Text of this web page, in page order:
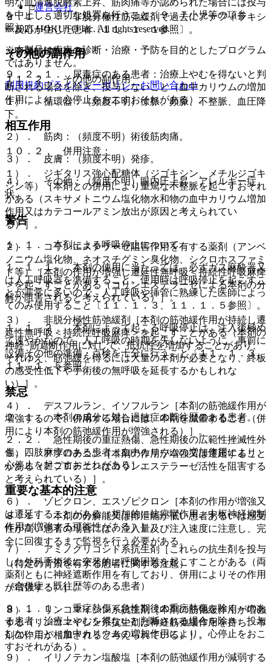
９．１．５． 非脱分極性筋弛緩剤で過去にアナフィラキシ
ー反応が生じた患者〔１１．１．１参照〕。
（腎機能障害患者）
９．２．１． 尿毒症のある患者：治療上やむを得ないと判
断される場合を除き、投与しないこと（血中カリウムの増加
作用により、心停止をおこすおそれがある）。
相互作用
１０．２． 併用注意：
１）． ジギタリス強心配糖体（ジゴキシン、メチルジゴキ
シン等）［本剤との併用により重篤な不整脈を起こすおそれ
がある（スキサメトニウム塩化物水和物の血中カリウム増加
作用又はカテコールアミン放出が原因と考えられてい
る）］。
２）． コリンエステラーゼ阻害作用を有する薬剤（アンベ
ノニウム塩化物、ネオスチグミン臭化物、シクロホスファミ
ド等）［本剤の作用が増強し遷延性無呼吸＜持続性呼吸麻痺
＞を起こすことがある（コリンエステラーゼによる本剤の分
解が阻害されると考えられている）］。
３）． 非脱分極性筋弛緩剤［本剤の筋弛緩作用が持続し遷
延性無呼吸＜持続性呼吸麻痺＞を起こすことがある（本剤の
神経−筋遮断作用に対して、抵抗性を増加することがあり、
それゆえ、筋弛緩を得るには大量の本剤が必要となり、終板
の感受性低下や手術後の無呼吸を延長するかもしれな
い）］。
４）． デスフルラン、イソフルラン［本剤の筋弛緩作用が
増強するので、併用する場合には、本剤を減量すること（併
用により本剤の筋弛緩作用が増強される）］。
５）． アプロチニン［本剤の作用が増強又は遷延すること
がある（アプロチニンはコリンエステラーゼ活性を阻害する
と考えられている）］。
６）． ゾピクロン、エスゾピクロン［本剤の作用が増強又
は遷延することがある（相加的に抗痙攣作用、中枢神経抑制
作用が増強する可能性がある）］。
７）． アミノグリコシド系抗生剤［これらの抗生剤を投与
した外科手術後に突発的に呼吸困難を起こすことがある（両
薬剤ともに神経遮断作用を有しており、併用によりその作用
が増強する）］。
８）． リンコマイシン系抗生剤［本剤の筋弛緩作用が増強
する（リンコマイシン系抗生剤は神経筋弛緩作用を持ち、本
剤の作用が相加されると考えられている）］。
９）． イリノテカン塩酸塩［本剤の筋弛緩作用が減弱する
明な血清逸脱酵素上昇、筋肉痛等が認められた場合には投与
を中止し、適切な処置を行うこと〔９．７小児等の項参
照〕。
その他の副作用
１１．２． その他の副作用
１）． 循環器：（頻度不明）徐脈、頻脈、不整脈、血圧降
下。
２）． 筋肉：（頻度不明）術後筋肉痛。
３）． 皮膚：（頻度不明）発疹。
４）． その他：（頻度不明）眼内圧上昇、アレルギー症
状。
警告
１．１． 本剤による呼吸停止について
１．１．１． 本剤の使用に当たっては、必ずガス麻酔器又
は人工呼吸器を準備すること。使用時は呼吸停止を起こすこ
とが非常に多いので、人工呼吸や挿管に熟練した医師によっ
てのみ使用すること〔１１．１．３、１１．１．５参照〕。
１．１．２． 本剤によって起こる呼吸停止は、注入後極め
て速やかなので、人工呼吸の時期を失しないように、事前に
設備その他の準備・点検を十分に行うこと〔１１．１．３、
１１．１．５参照〕。
禁忌
２．１． 本剤の成分に対し過敏症の既往歴のある患者。
２．２． 急性期後の重症熱傷、急性期後の広範性挫滅性外
傷、四肢麻痺のある患者［血中カリウムの増加作用により、
心停止を起こすおそれがある］。
重要な基本的注意
８．１． 本剤の分解能又は排泄能が低い患者あるいは感受
性が高い患者の場合には、注入量及び注入速度に注意し、完
全に回復するまで監視を行う必要がある。
（特定の背景を有する患者に関する注意）
（合併症・既往歴等のある患者）
９．１．１． 重症熱傷＜急性期後の重症熱傷を除く＞のあ
る患者：治療上やむを得ないと判断される場合を除き、投与
しないこと（血中カリウムの増加作用により、心停止をおこ
すおそれがある）。
運営会社
© 2021 HOKUTO Inc. All rights reserved.
※本製品は疾病の診断・治療・予防を目的としたプログラム
ではありません。
利用規約プライバシーポリシーお問い合わせ